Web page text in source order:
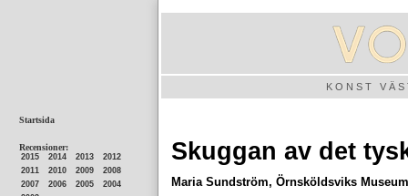
KONST
Skuggan av det
Maria Sundström, Örnsköldsviks